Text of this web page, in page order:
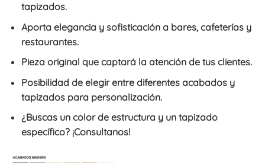
tapizados.
Aporta elegancia y sofisticación a bares, cafeterías y
restaurantes.
Pieza original que captará la atención de tus clientes.
Posibilidad de elegir entre diferentes acabados y
tapizados para personalización.
¿Buscas un color de estructura y un tapizado
específico? ¡Consultanos!